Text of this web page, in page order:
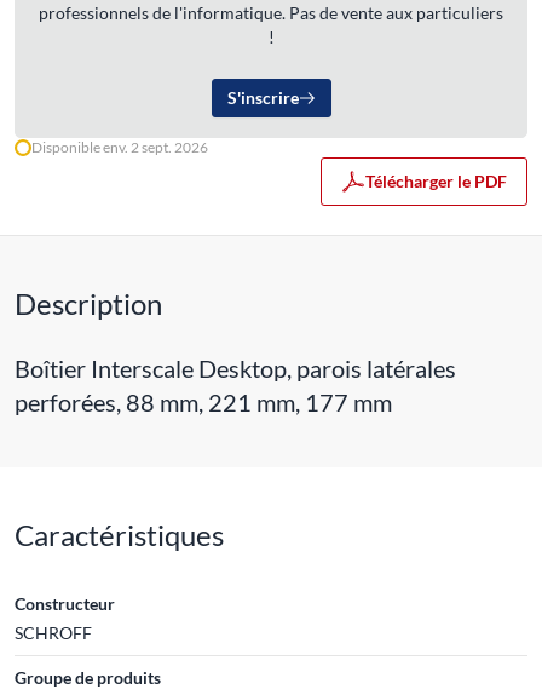
professionnels de l'informatique. Pas de vente aux particuliers
!
S'inscrire
Disponible env. 2 sept. 2026
Télécharger le PDF
Description
Boîtier Interscale Desktop, parois latérales
perforées, 88 mm, 221 mm, 177 mm
Caractéristiques
Constructeur
SCHROFF
Groupe de produits